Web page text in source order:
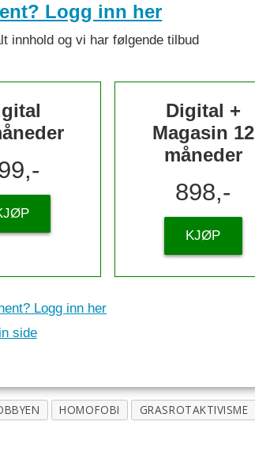
Logg inn her
innhold og vi har følgende tilbud
Digital +
Magasin 12
måneder
898,-
KJØP
Logg inn her
side
HOMOFOBI GRASROTAKTIVISME